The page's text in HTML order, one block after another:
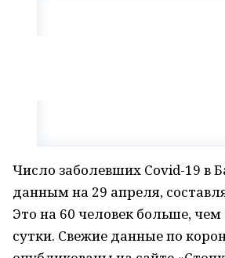
Число заболевших Covid-19 в
данным на 29 апреля,
Это на 60 человек больше,
сутки. Свежие данные по